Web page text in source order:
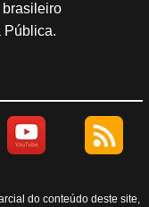
Pública.
do conteúdo deste site,